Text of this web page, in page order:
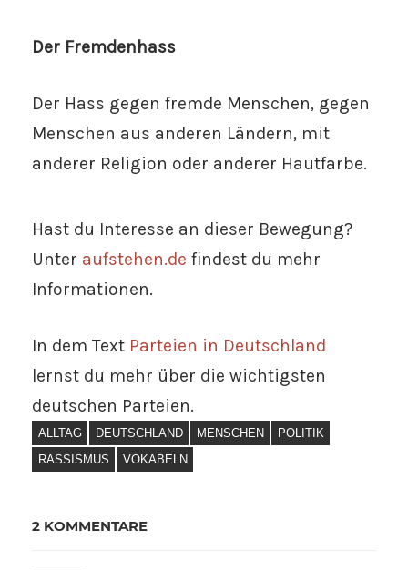
Der Fremdenhass
Der Hass gegen fremde Menschen, gegen
Menschen aus anderen Ländern, mit
anderer Religion oder anderer Hautfarbe.
Hast du Interesse an dieser Bewegung?
Unter aufstehen.de findest du mehr
Informationen.
In dem Text Parteien in Deutschland
lernst du mehr über die wichtigsten
deutschen Parteien.
ALLTAG DEUTSCHLAND MENSCHEN
POLITIK
RASSISMUS
VOKABELN
2 KOMMENTARE